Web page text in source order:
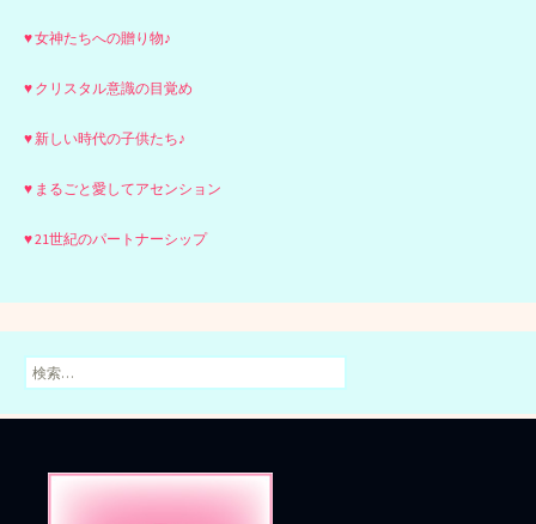
♥ 女神たちへの贈り物♪
♥ クリスタル意識の目覚め
♥ 新しい時代の子供たち♪
♥ まるごと愛してアセンション
♥ 21世紀のパートナーシップ
検
索: